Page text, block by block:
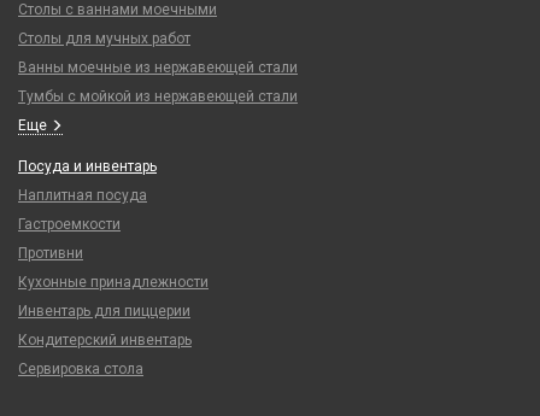
Столы с ваннами моечными
Столы для мучных работ
Ванны моечные из нержавеющей стали
Тумбы с мойкой из нержавеющей стали
Еще
Посуда и инвентарь
Наплитная посуда
Гастроемкости
Противни
Кухонные принадлежности
Инвентарь для пиццерии
Кондитерский инвентарь
Сервировка стола